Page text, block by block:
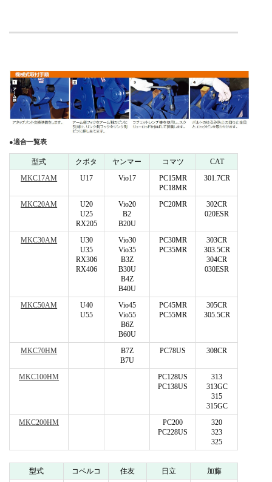
●適合一覧表
型式 クボタ ヤンマー コマツ
CAT
MKC17AM
U17 Vio17
PC15MR
PC18MR
301.7CR
MKC20AM
U20
U25
RX205
Vio20
B2
B20U
PC20MR
302CR
020ESR
MKC30AM
U30
U35
RX306
RX406
Vio30
Vio35
B3Z
B30U
B4Z
B40U
PC30MR
PC35MR
303CR
303.5CR
304CR
030ESR
MKC50AM
U40
U55
Vio45
Vio55
B6Z
B60U
PC45MR
PC55MR
305CR
305.5CR
MKC70HM
B7Z
B7U
PC78US 308CR
MKC100HM
PC128US
PC138US
313
313GC
315
315GC
MKC200HM
PC200
PC228US
320
323
325
型式 コベルコ 住友 日立
加藤